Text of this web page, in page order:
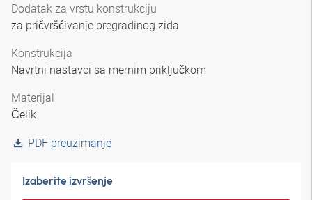
Dodatak za vrstu konstrukciju
za pričvršćivanje pregradinog zida
Konstrukcija
Navrtni nastavci sa mernim priključkom
Materijal
Čelik
PDF preuzimanje
Izaberite izvršenje